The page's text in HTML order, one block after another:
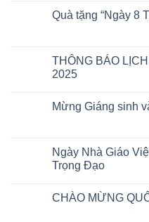
Quà tặng “Ngày 8
THÔNG BÁO
2025
Mừng Giáng sinh
Ngày Nhà Giáo
Trọng Đạo
CHÀO MỪNG